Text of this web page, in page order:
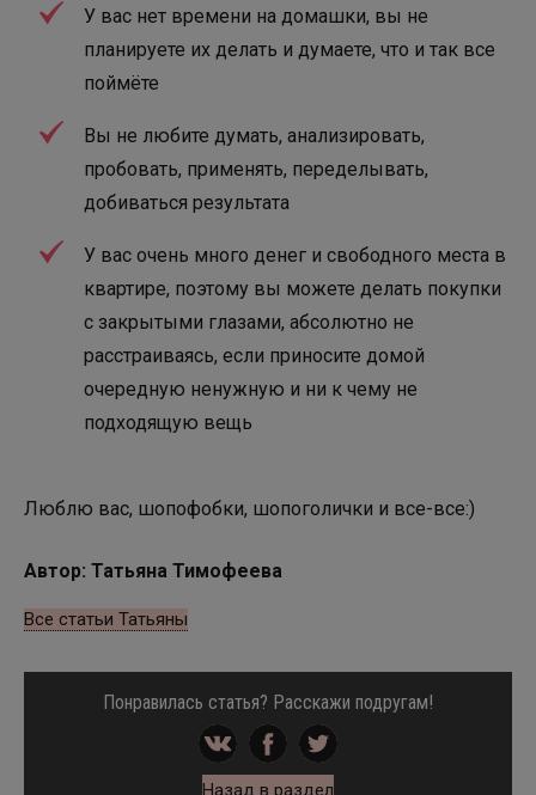
У вас нет времени на домашки, вы не
планируете их делать и думаете, что и так все
поймёте
Вы не любите думать, анализировать,
пробовать, применять, переделывать,
добиваться результата
У вас очень много денег и свободного места в
квартире, поэтому вы можете делать покупки
с закрытыми глазами, абсолютно не
расстраиваясь, если приносите домой
очередную ненужную и ни к чему не
подходящую вещь
Люблю вас, шопофобки, шопоголички и все-все:)
Автор: Татьяна Тимофеева
Все статьи Татьяны
Понравилась статья? Расскажи подругам!